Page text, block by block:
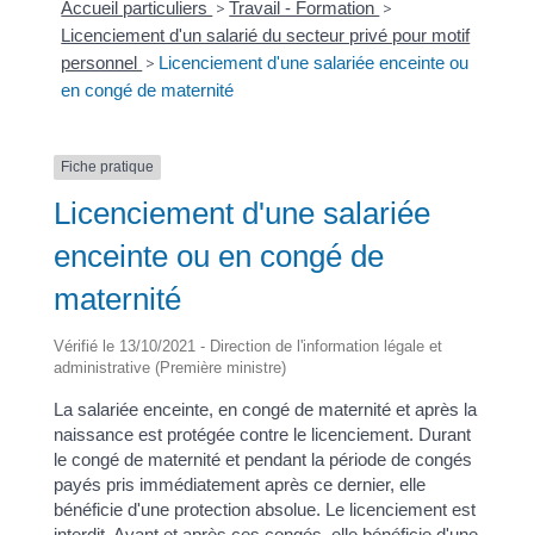
Accueil particuliers > Travail - Formation >
Licenciement d'un salarié du secteur privé pour motif
personnel > Licenciement d'une salariée enceinte ou
en congé de maternité
Fiche pratique
Licenciement d'une salariée
enceinte ou en congé de
maternité
Vérifié le 13/10/2021 - Direction de l'information légale et
administrative (Première ministre)
La salariée enceinte, en congé de maternité et après la
naissance est protégée contre le licenciement. Durant
le congé de maternité et pendant la période de congés
payés pris immédiatement après ce dernier, elle
bénéficie d'une protection absolue. Le licenciement est